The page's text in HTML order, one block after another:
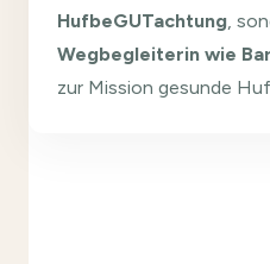
HufbeGUTachtung,
Wegbegleiterin wie
zur Mission gesunde